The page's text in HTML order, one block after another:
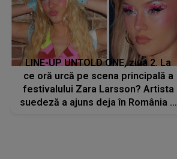
LINE-UP UNTOLD ONE, ziua 2. La
ce oră urcă pe scena principală a
festivalului Zara Larsson? Artista
suedeză a ajuns deja în România și